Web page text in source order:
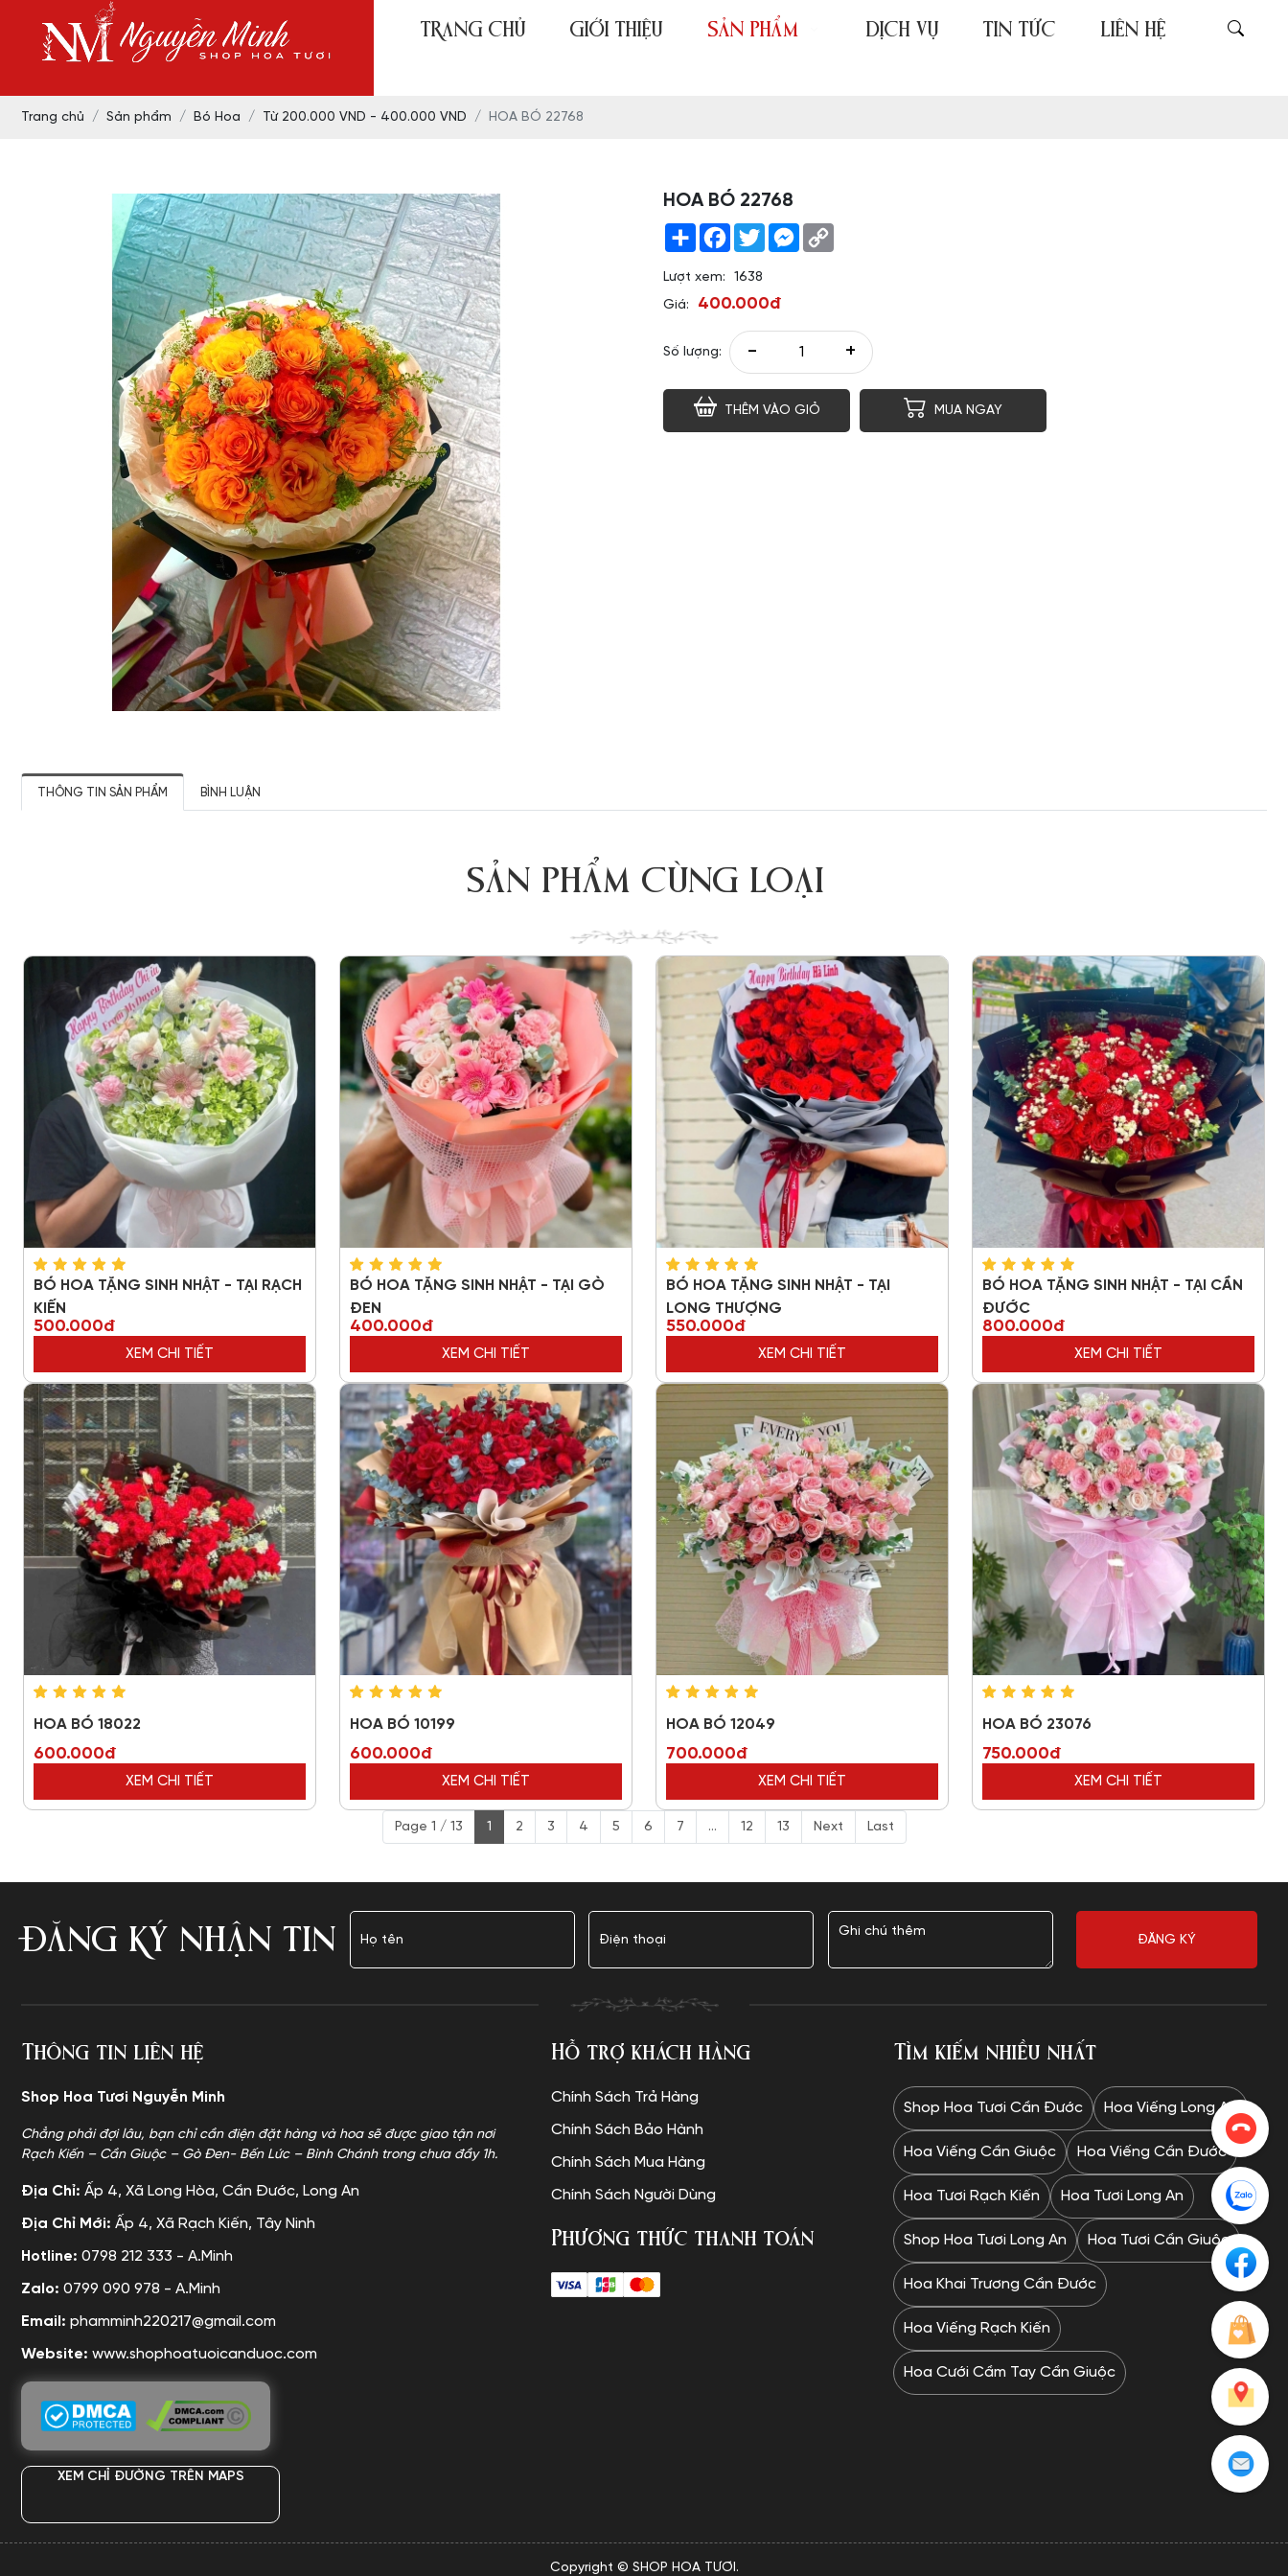
TRANG CHỦ GIỚI THIỆU SẢN PHẨM DỊCH VỤ TIN TỨC LIÊN HỆ
Trang chủ Sản phẩm Bó Hoa Từ 200.000 VND - 400.000 VND HOA BÓ 22768
HOA BÓ 22768
Share Facebook
TwitterMessenger
Lượt xem:
1638
Giá:
400.000đ
Số lượng: - +
THÊM VÀO GIỎ MUA NGAY
THÔNG TIN SẢN PHẨM BÌNH LUẬN
SẢN PHẨM CÙNG LOẠI
BÓ HOA TẶNG SINH NHẬT - TẠI RẠCH
KIẾN
500.000đ
XEM CHI TIẾT
BÓ HOA TẶNG SINH NHẬT - TẠI GÒ
ĐEN
400.000đ
XEM CHI TIẾT
BÓ HOA TẶNG SINH NHẬT - TẠI
LONG THƯỢNG
550.000đ
XEM CHI TIẾT
BÓ HOA TẶNG SINH NHẬT - TẠI CẦN
ĐƯỚC
800.000đ
XEM CHI TIẾT
HOA BÓ 18022
600.000đ
XEM CHI TIẾT
HOA BÓ 10199
600.000đ
XEM CHI TIẾT
HOA BÓ 12049
700.000đ
XEM CHI TIẾT
HOA BÓ 23076
750.000đ
XEM CHI TIẾT
Page 1 / 13 1 2 3 4 5 6 7 ... 12 13 Next Last
ĐĂNG KÝ NHẬN TIN
Thông tin liên hệ
Shop Hoa Tươi Nguyễn Minh
Chẳng phải đợi lâu, bạn chỉ cần điện đặt hàng và hoa sẽ được giao tận nơi
Rạch Kiến – Cần Giuộc – Gò Đen- Bến Lức – Bình Chánh trong chưa đầy 1h.
Địa Chỉ: Ấp 4, Xã Long Hòa, Cần Đước, Long An
Địa Chỉ Mới: Ấp 4, Xã Rạch Kiến, Tây Ninh
Hotline: 0798 212 333 - A.Minh
Zalo: 0799 090 978 - A.Minh
Email: phamminh220217@gmail.com
Website: www.shophoatuoicanduoc.com
XEM CHỈ ĐƯỜNG TRÊN MAPS
Hỗ trợ khách hàng
Chính Sách Trả Hàng
Chính Sách Bảo Hành
Chính Sách Mua Hàng
Chính Sách Người Dùng
Phương thức thanh toán
Tìm kiếm nhiều nhất
Shop Hoa Tươi Cần Đước Hoa Viếng Long An
Hoa Viếng Cần Giuộc Hoa Viếng Cần Đước
Hoa Tươi Rạch Kiến Hoa Tươi Long An
Shop Hoa Tươi Long An Hoa Tươi Cần Giuộc
Hoa Khai Trương Cần Đước
Hoa Viếng Rạch Kiến
Hoa Cưới Cầm Tay Cần Giuộc
Copyright © SHOP HOA TƯƠI.